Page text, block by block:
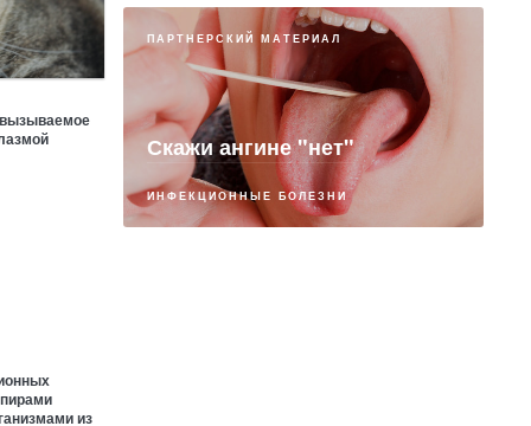
вызываемое
из
ПАРТНЕРСКИЙ МАТЕРИАЛ
Скажи ангине "нет"
ИНФЕКЦИОННЫЕ БОЛЕЗНИ